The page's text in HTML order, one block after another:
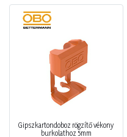
Gipszkartondoboz rögzítő vékony
burkolathoz 5mm